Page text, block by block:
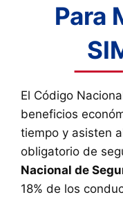
Para
El Código
beneficios
tiempo y asisten
obligatorio de
Nacional de
18% de los